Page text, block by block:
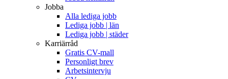
Jobba
Alla lediga jobb
Lediga jobb | län
Lediga jobb | städer
Karriärråd
Gratis CV-mall
Personligt brev
Arbetsintervju